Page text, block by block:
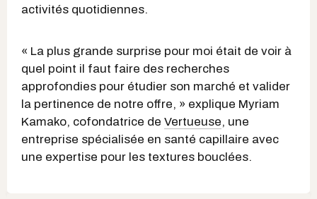
activités quotidiennes.
« La plus grande surprise pour moi était de voir à
quel point il faut faire des recherches
approfondies pour étudier son marché et valider
la pertinence de notre offre, » explique Myriam
Kamako, cofondatrice de Vertueuse, une
entreprise spécialisée en santé capillaire avec
une expertise pour les textures bouclées.